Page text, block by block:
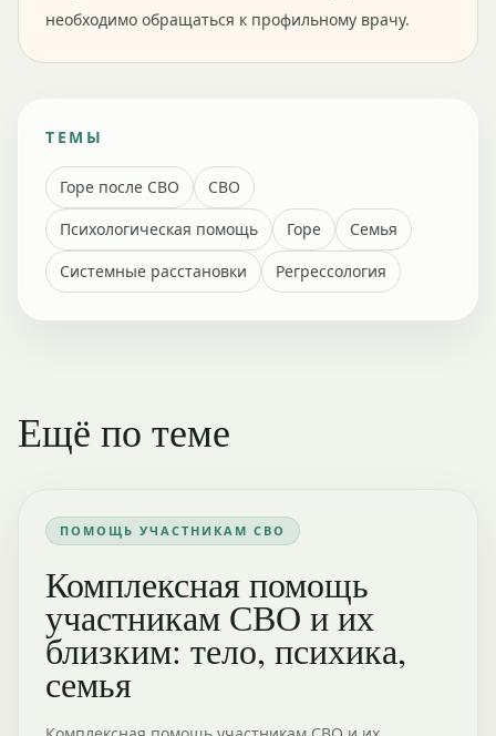
необходимо обращаться к профильному врачу.
ТЕМЫ
Горе после СВО
СВО
Психологическая помощь
Горе
Семья
Системные расстановки
Регрессология
Ещё по теме
ПОМОЩЬ УЧАСТНИКАМ СВО
Комплексная помощь
участникам СВО и их
близким: тело, психика,
семья